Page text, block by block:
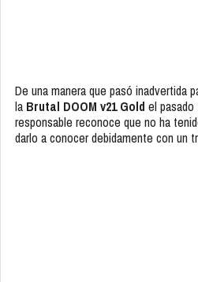
De una manera que pasó inadvertida
la Brutal DOOM v21 Gold el pasado
responsable reconoce que no ha
darlo a conocer debidamente con un